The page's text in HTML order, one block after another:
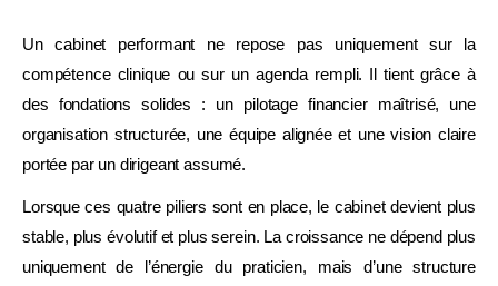
Un cabinet performant ne repose pas uniquement sur la
compétence clinique ou sur un agenda rempli. Il tient grâce à
des fondations solides : un pilotage financier maîtrisé, une
organisation structurée, une équipe alignée et une vision claire
portée par un dirigeant assumé.
Lorsque ces quatre piliers sont en place, le cabinet devient plus
stable, plus évolutif et plus serein. La croissance ne dépend plus
uniquement de l’énergie du praticien, mais d’une structure